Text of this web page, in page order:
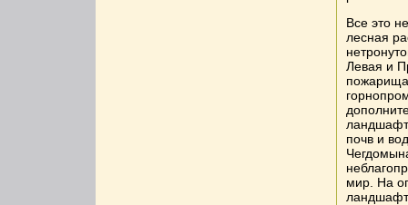
Все это
лесная
Левая и
почв и
мир. На